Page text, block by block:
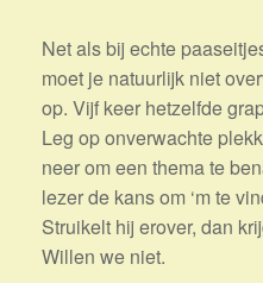
Net als bij echte
moet je natuurlijk niet
op. Vijf keer hetzelfde
Leg op onverwachte
neer om een thema te
lezer de kans om ‘m te
Struikelt hij erover, dan
Willen we niet.